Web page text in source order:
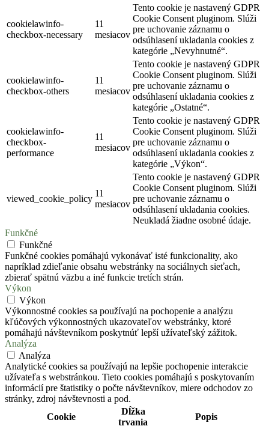
cookielawinfo-
checkbox-necessary
11
mesiacov
Tento cookie je nastavený GDPR
Cookie Consent pluginom. Slúži
pre uchovanie záznamu o
odsúhlasení ukladania cookies z
kategórie „Nevyhnutné“.
cookielawinfo-
checkbox-others
11
mesiacov
Tento cookie je nastavený GDPR
Cookie Consent pluginom. Slúži
pre uchovanie záznamu o
odsúhlasení ukladania cookies z
kategórie „Ostatné“.
cookielawinfo-
checkbox-
performance
11
mesiacov
Tento cookie je nastavený GDPR
Cookie Consent pluginom. Slúži
pre uchovanie záznamu o
odsúhlasení ukladania cookies z
kategórie „Výkon“.
viewed_cookie_policy
11
mesiacov
Tento cookie je nastavený GDPR
Cookie Consent pluginom. Slúži
pre uchovanie záznamu o
odsúhlasení ukladania cookies.
Neukladá žiadne osobné údaje.
Funkčné
Funkčné
Funkčné cookies pomáhajú vykonávať isté funkcionality, ako
napríklad zdieľanie obsahu webstránky na sociálnych sieťach,
zbierať spätnú väzbu a iné funkcie tretích strán.
Výkon
Výkon
Výkonnostné cookies sa používajú na pochopenie a analýzu
kľúčových výkonnostných ukazovateľov webstránky, ktoré
pomáhajú návštevníkom poskytnúť lepší užívateľský zážitok.
Analýza
Analýza
Analytické cookies sa používajú na lepšie pochopenie interakcie
užívateľa s webstránkou. Tieto cookies pomáhajú s poskytovaním
informácií pre štatistiky o počte návštevníkov, miere odchodov zo
stránky, zdroj návštevnosti a pod.
Cookie
Dĺžka
trvania
Popis